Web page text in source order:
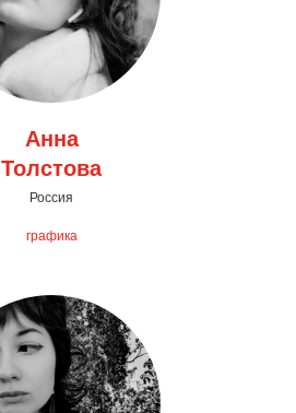
Анна
Толстова
Россия
графика